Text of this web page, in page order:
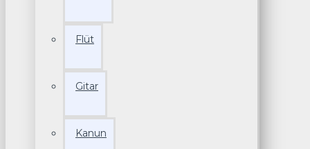
Flüt
Gitar
Kanun